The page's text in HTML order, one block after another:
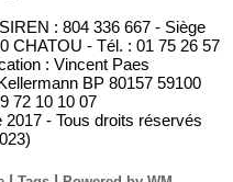
: 804 336 667 - Siège
CHATOU - Tél. : 01 75 26 57
: Vincent Paes
BP 80157 59100
72 10 10 07
2017 - Tous droits réservés